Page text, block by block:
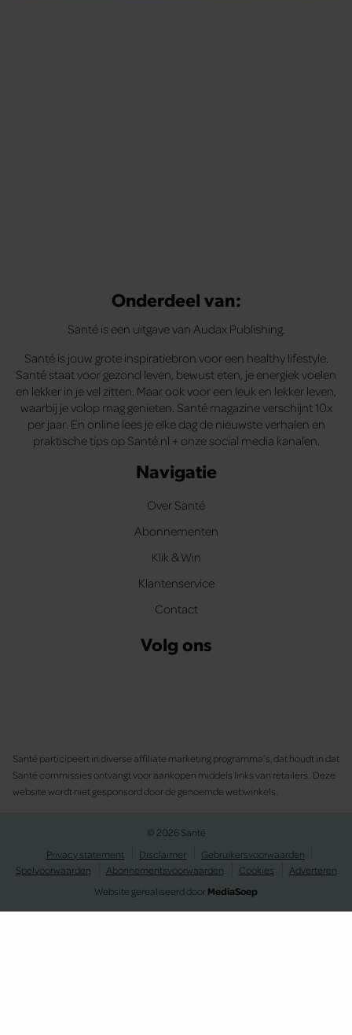
Onderdeel van:
Santé is een uitgave van Audax Publishing.
Santé is jouw grote inspiratiebron voor een healthy lifestyle.
Santé staat voor gezond leven, bewust eten, je energiek voelen
en lekker in je vel zitten. Maar ook voor een leuk en lekker leven,
waarbij je volop mag genieten. Santé magazine verschijnt 10x
per jaar. En online lees je elke dag de nieuwste verhalen en
praktische tips op Santé.nl + onze social media kanalen.
Navigatie
Over Santé
Abonnementen
Klik & Win
Klantenservice
Contact
Volg ons
Santé participeert in diverse affiliate marketing programma’s, dat houdt in dat
Santé commissies ontvangt voor aankopen middels links van retailers. Deze
website wordt niet gesponsord door de genoemde webwinkels.
© 2026 Santé
Privacy statement
Disclaimer
Gebruikersvoorwaarden
Spelvoorwaarden
Abonnementsvoorwaarden Cookies
Adverteren
Website gerealiseerd doorMediaSoep